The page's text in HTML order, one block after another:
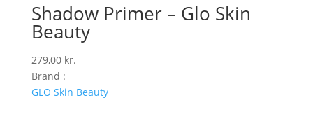
Shadow Primer – Glo Skin
Beauty
279,00 kr.
Brand :
GLO Skin Beauty